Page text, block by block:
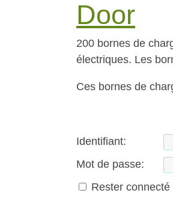
Door
200 bornes de
électriques. Les
Ces bornes de
Identifiant:
Mot de passe:
Rester connecté